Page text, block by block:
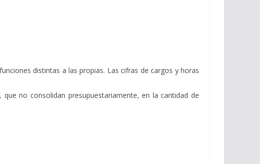
distintas a las propias. Las cifras de cargos y horas
no consolidan presupuestariamente, en la cantidad de